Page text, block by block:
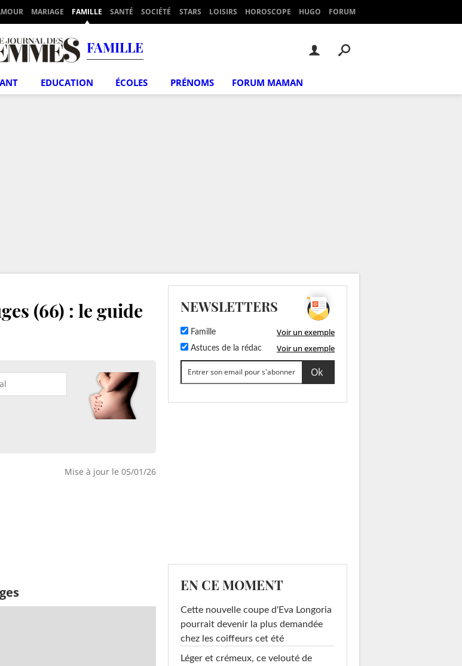
MARIAGE FAMILLE SANTÉ SOCIÉTÉ STARS LOISIRS HOROSCOPE HUGO FORUM
FAMILLE
EDUCATION ÉCOLES PRÉNOMS FORUM MAMAN
(66) : le guide
Mise à jour le 05/01/26
NEWSLETTERS
Famille Voir un exemple
Astuces de la rédac Voir un exemple
EN CE MOMENT
Cette nouvelle coupe d'Eva Longoria
pourrait devenir la plus demandée
chez les coiffeurs cet été
Léger et crémeux, ce velouté de